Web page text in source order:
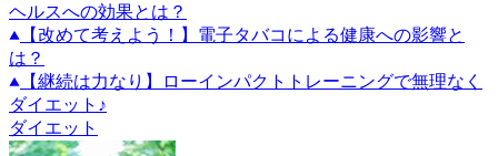
ヘルスへの効果とは？
【改めて考えよう！】電子タバコによる健康への影響と
は？
【継続は力なり】ローインパクトトレーニングで無理なく
ダイエット♪
ダイエット